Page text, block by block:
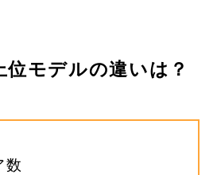
モデルの違いは？
数